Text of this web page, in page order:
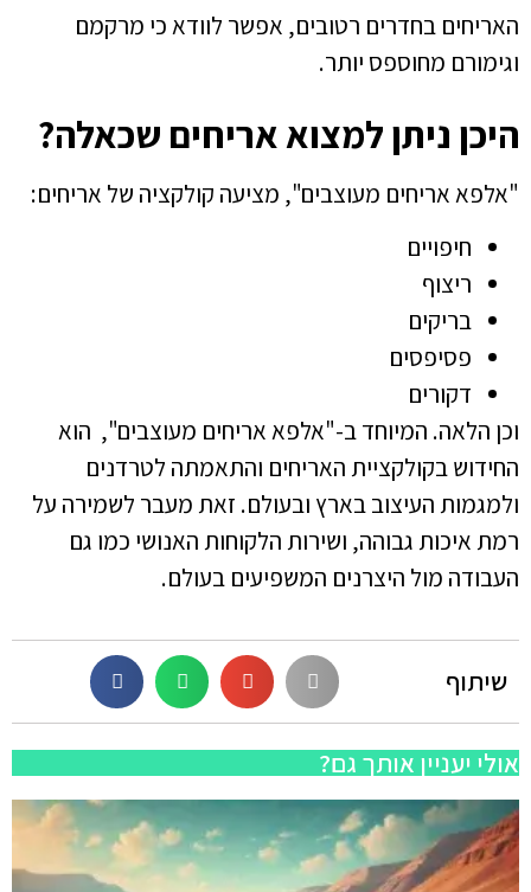
האריחים בחדרים רטובים, אפשר לוודא כי מרקמם
וגימורם מחוספס יותר.
היכן ניתן למצוא אריחים שכאלה?
"אלפא אריחים מעוצבים", מציעה קולקציה של אריחים:
חיפויים
ריצוף
בריקים
פסיפסים
דקורים
וכן הלאה. המיוחד ב-"אלפא אריחים מעוצבים", הוא
החידוש בקולקציית האריחים והתאמתה לטרדנים
ולמגמות העיצוב בארץ ובעולם. זאת מעבר לשמירה על
רמת איכות גבוהה, ושירות הלקוחות האנושי כמו גם
העבודה מול היצרנים המשפיעים בעולם.
שיתוף
אולי יעניין אותך גם?